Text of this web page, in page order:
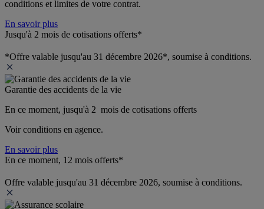
conditions et limites de votre contrat.
En savoir plus
Jusqu'à 2 mois de cotisations offerts*
*Offre valable jusqu'au 31 décembre 2026*, soumise à conditions.
Garantie des accidents de la vie
En ce moment, jusqu'à 2  mois de cotisations offerts
Voir conditions en agence.
En savoir plus
En ce moment, 12 mois offerts*
Offre valable jusqu'au 31 décembre 2026, soumise à conditions.